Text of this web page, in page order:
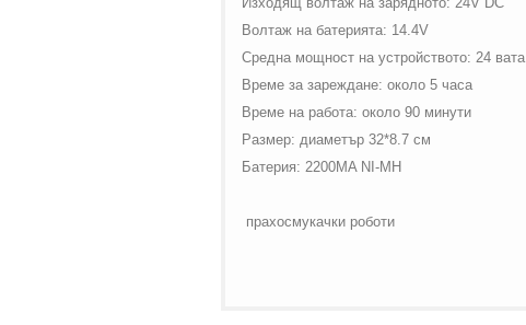
Волтаж на батерията: 14.4V
Средна мощност на устройството: 24 вата
Време за зареждане: около 5 часа
Време на работа: около 90 минути
Размер: диаметър 32*8.7 см
Батерия: 2200MA NI -MH
прахосмукачки роботи